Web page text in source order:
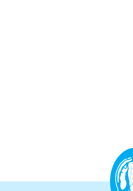
Weiterbildung -
Prüfung